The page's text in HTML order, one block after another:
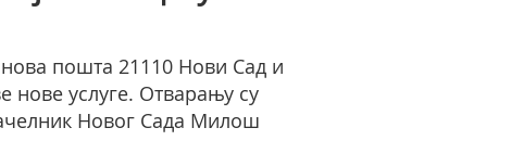
пошта 21110 Нови Сад и
нове услуге. Отварању су
Новог Сада Милош